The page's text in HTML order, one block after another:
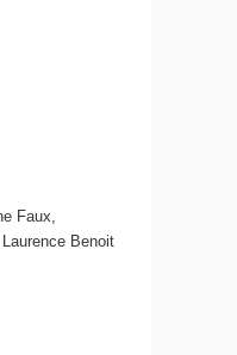
Faux,
Benoit